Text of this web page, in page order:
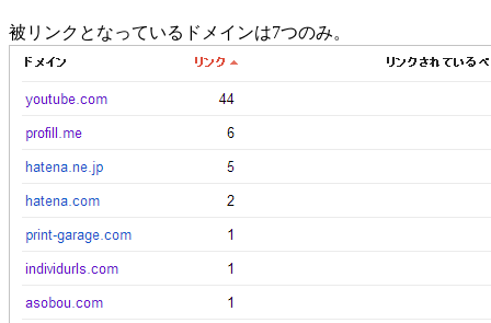
被リンクとなっているドメインは7つのみ。